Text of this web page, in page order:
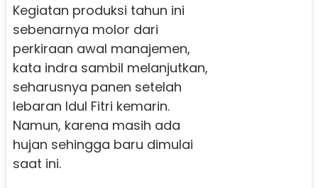
Kegiatan produksi tahun ini
sebenarnya molor dari
perkiraan awal manajemen,
kata indra sambil melanjutkan,
seharusnya panen setelah
lebaran Idul Fitri kemarin.
Namun, karena masih ada
hujan sehingga baru dimulai
saat ini.